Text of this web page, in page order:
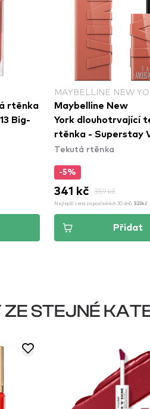
rtěnka
Big-
MAYBELLINE NEW
Maybelline New
York dlouhotrvající
rtěnka - Superstay
Liquid Lipstick - 105
Tekutá rtěnka
-5%
341 kč 359 kč
Nejlepší cena za posledních 30 dnů: 323kč
Přidat
STEJNÉ